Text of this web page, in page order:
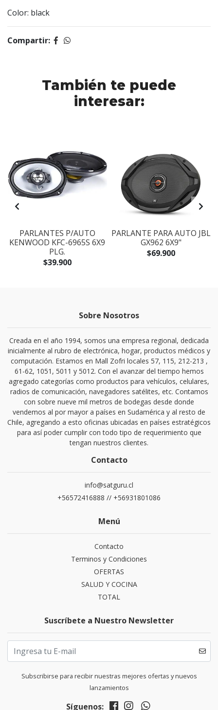
Color: black
Compartir:
También te puede
interesar:
PARLANTES P/AUTO
KENWOOD KFC-6965S 6X9
PLG.
$39.900
PARLANTE PARA AUTO JBL
GX962 6X9"
$69.900
Sobre Nosotros
Creada en el año 1994, somos una empresa regional, dedicada
inicialmente al rubro de electrónica, hogar, productos médicos y
computación. Estamos en Mall Zofri locales 57, 115, 212-213 ,
61-62, 1051, 5011 y 5012. Con el avanzar del tiempo hemos
agregado categorías como productos para vehículos, celulares,
radios de comunicación, navegadores satélites, etc. Contamos
con sobre nueve mil metros de bodegas desde donde
vendemos al por mayor a países en Sudamérica y al resto de
Chile, agregando a esto oficinas ubicadas en países estratégicos
para así poder cumplir con todo tipo de requerimiento que
tengan nuestros clientes.
Contacto
info@satguru.cl
+56572416888 // +56931801086
Menú
Contacto
Terminos y Condiciones
OFERTAS
SALUD Y COCINA
TOTAL
Suscríbete a Nuestro Newsletter
Subscribirse para recibir nuestras mejores ofertas y nuevos
lanzamientos
Síguenos: